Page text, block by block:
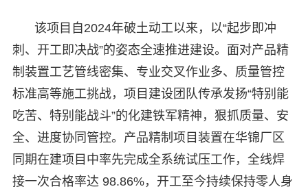
该项目自2024年破土动工以来，以“起步即冲
刺、开工即决战”的姿态全速推进建设。面对产品精
制装置工艺管线密集、专业交叉作业多、质量管控
标准高等施工挑战，项目建设团队传承发扬“特别能
吃苦、特别能战斗”的化建铁军精神，狠抓质量、安
全、进度协同管控。产品精制项目装置在华锦厂区
同期在建项目中率先完成全系统试压工作，全线焊
接一次合格率达 98.86%，开工至今持续保持零人身